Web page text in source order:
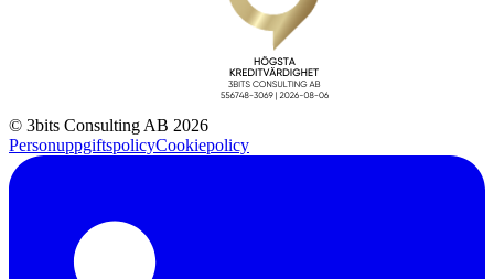
© 3bits Consulting AB 2026
PersonuppgiftspolicyCookiepolicy